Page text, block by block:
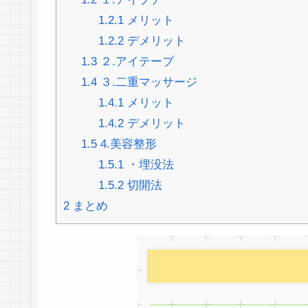
1.2.1 メリット
1.2.2 デメリット
1.3２.アイテープ
1.4３.二重マッサージ
1.4.1 メリット
1.4.2 デメリット
1.54.美容整形
1.5.1 ・埋没法
1.5.2 切開法
2 まとめ